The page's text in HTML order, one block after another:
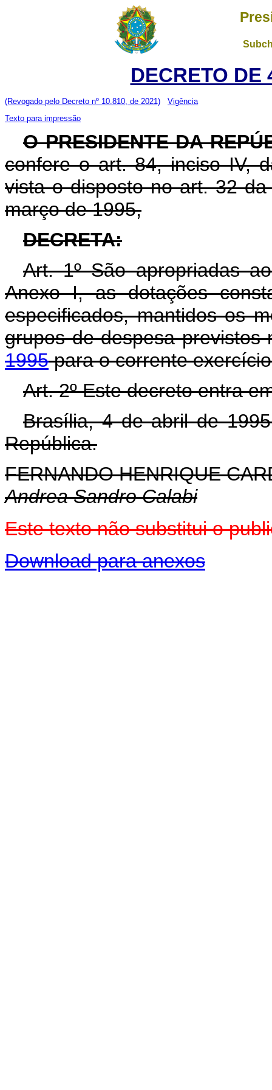
DECRETO DE
(Revogado pelo Decreto nº 10.810, de 2021)
Vigência
Texto para impressão
O PRESIDENTE DA
confere o art. 84, inciso IV,
vista o disposto no art. 32
março de 1995,
DECRETA:
Art. 1º São apropriadas
Anexo I, as dotações
especificados, mantidos os
grupos de despesa previstos
1995para o corrente
Art. 2º Este decreto entra
Brasília, 4 de abril de
República.
FERNANDO HENRIQUE
Andrea Sandro Calabi
Este texto não substitui o
Download para anexos